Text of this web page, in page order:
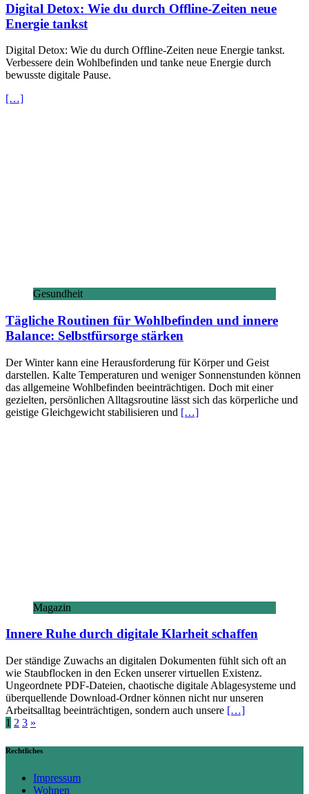
Digital Detox: Wie du durch Offline-Zeiten neue
Energie tankst
Digital Detox: Wie du durch Offline-Zeiten neue Energie tankst.
Verbessere dein Wohlbefinden und tanke neue Energie durch
bewusste digitale Pause.
[…]
Gesundheit
Tägliche Routinen für Wohlbefinden und innere
Balance: Selbstfürsorge stärken
Der Winter kann eine Herausforderung für Körper und Geist
darstellen. Kalte Temperaturen und weniger Sonnenstunden können
das allgemeine Wohlbefinden beeinträchtigen. Doch mit einer
gezielten, persönlichen Alltagsroutine lässt sich das körperliche und
geistige Gleichgewicht stabilisieren und […]
Magazin
Innere Ruhe durch digitale Klarheit schaffen
Der ständige Zuwachs an digitalen Dokumenten fühlt sich oft an
wie Staubflocken in den Ecken unserer virtuellen Existenz.
Ungeordnete PDF-Dateien, chaotische digitale Ablagesysteme und
überquellende Download-Ordner können nicht nur unseren
Arbeitsalltag beeinträchtigen, sondern auch unsere […]
Seitennummerierung
der
1 2 3 »
Rechtliches
Impressum
Wohnen